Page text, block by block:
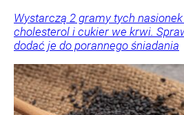
Wystarczą 2 gramy tych
cholesterol i cukier we krwi.
dodać je do porannego śniadania